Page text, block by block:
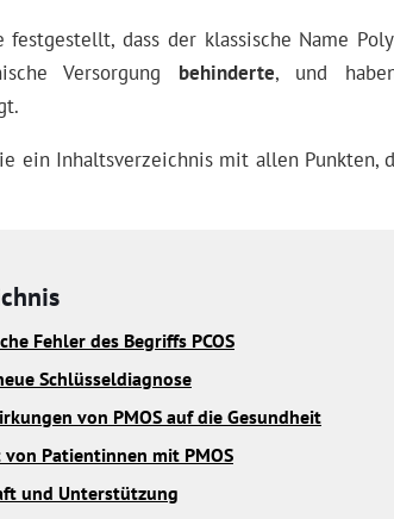
festgestellt, dass der klassische Name
Versorgung behinderte, und
ein Inhaltsverzeichnis mit allen
Fehler des Begriffs PCOS
Schlüsseldiagnose
von PMOS auf die Gesundheit
Patientinnen mit PMOS
und Unterstützung